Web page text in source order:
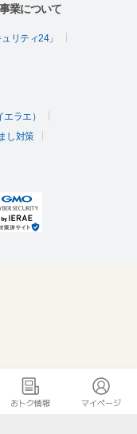
業について
リティ24」
ラエ）
し対策
おトク情報 マイページ